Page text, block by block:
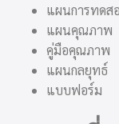
แผนการทดส
แผนคุณภาพ
คู่มือคุณภาพ
แผนกลยุทธ์
แบบฟอร์ม